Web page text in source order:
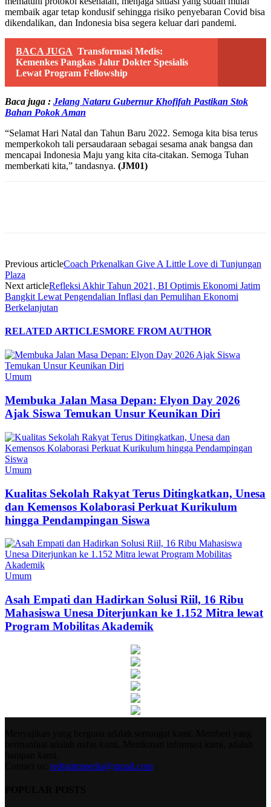
membaik agar tetap kondusif sehingga risiko penyebaran Covid bisa
dikendalikan, dan Indonesia bisa segera keluar dari pandemi.
BACA JUGA Transformasi Medis:
Kemenkes Pangkas Jalur Dokter Spesialis
Lewat Program Fellowship
Baca juga : Jelang Nataru Gubernur Khofifah Pastikan Stok
Bahan Pokok Aman
“Selamat Hari Natal dan Tahun Baru 2022. Semoga kita bisa terus
memperkokoh tali persaudaraan sebagai sesama anak bangsa dan
mencapai Indonesia Maju yang kita cita-citakan. Semoga Tuhan
memberkati kita,” tandasnya. (JM01)
Previous articleCoach Prkenalkan Give A Little Love di Tunjungan
Plaza
Next articleRefleksi Akhir Tahun 2021, BI Optimis Ekonomi Jatim
Bangkit Lewat Pengendalian Inflasi dan Pemulihan Ekonomi
Berkelanjutan
RELATED ARTICLESMORE FROM AUTHOR
Umum
Membuka Jalan Masa Depan: Elyon Day 2026
Ajak Siswa Temukan Unsur Keunikan Diri
Umum
Kualitas Sekolah Rakyat Terus Ditingkatkan, Unesa
dan Kemensos Kolaborasi Perkuat Kurikulum
hingga Pendampingan Siswa
Umum
Asah Empati dan Hadirkan Solusi Riil, 16 Ribu
Mahasiswa Unesa Diterjunkan ke 1.152 Mitra lewat
Program Mobilitas Akademik
redjatimmedia@gmail.com